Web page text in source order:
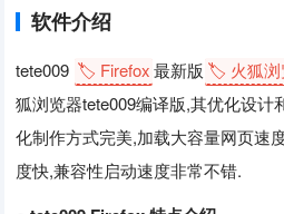
软件介绍
tete009 🏷️ Firefox 最新版 🏷️ 火狐浏
狐浏览器tete009编译版,其优化设计
化制作方式完美,加载大容量网页速
度快,兼容性启动速度非常不错.